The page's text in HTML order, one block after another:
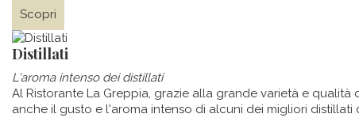
Scopri
Distillati
L'aroma intenso dei distillati
Al Ristorante La Greppia, grazie alla grande varietà e
anche il gusto e l'aroma intenso di alcuni dei migliori distillati